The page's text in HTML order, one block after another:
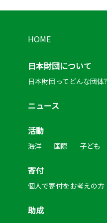
HOME
日本財団について
日本財団ってどんな団体?
ニュース
活動
海洋 国際 子ども
寄付
個人で寄付をお考えの方
助成